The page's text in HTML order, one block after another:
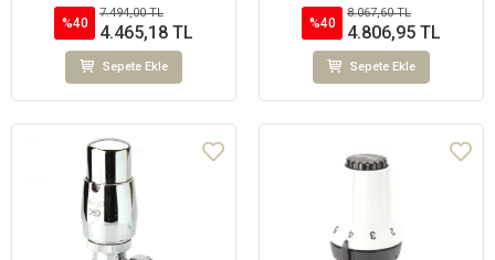
%40
7.494,00 TL
4.465,18 TL
Sepete Ekle
%40
8.067,60 TL
4.806,95 TL
Sepete Ekle